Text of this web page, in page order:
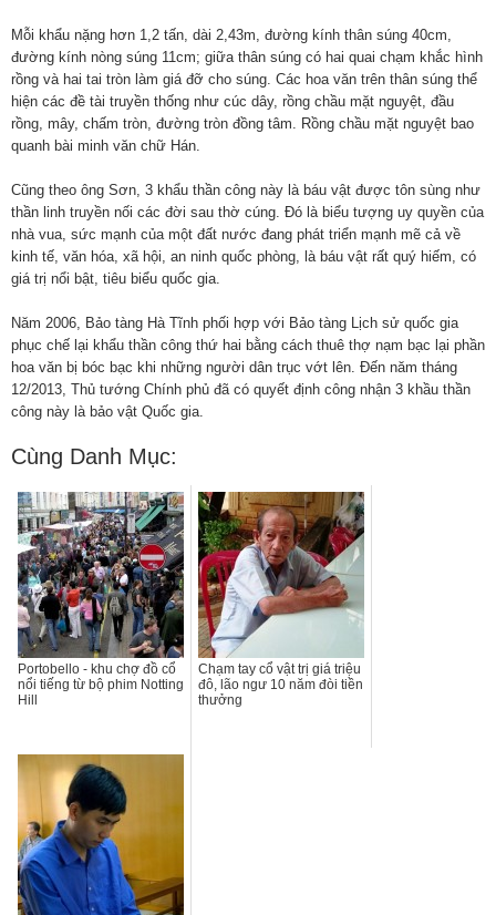
Mỗi khẩu nặng hơn 1,2 tấn, dài 2,43m, đường kính thân súng 40cm,
đường kính nòng súng 11cm; giữa thân súng có hai quai chạm khắc hình
rồng và hai tai tròn làm giá đỡ cho súng. Các hoa văn trên thân súng thể
hiện các đề tài truyền thống như cúc dây, rồng chầu mặt nguyệt, đầu
rồng, mây, chấm tròn, đường tròn đồng tâm. Rồng chầu mặt nguyệt bao
quanh bài minh văn chữ Hán.
Cũng theo ông Sơn, 3 khẩu thần công này là báu vật được tôn sùng như
thần linh truyền nối các đời sau thờ cúng. Đó là biểu tượng uy quyền của
nhà vua, sức mạnh của một đất nước đang phát triển mạnh mẽ cả về
kinh tế, văn hóa, xã hội, an ninh quốc phòng, là báu vật rất quý hiếm, có
giá trị nổi bật, tiêu biểu quốc gia.
Năm 2006, Bảo tàng Hà Tĩnh phối hợp với Bảo tàng Lịch sử quốc gia
phục chế lại khẩu thần công thứ hai bằng cách thuê thợ nạm bạc lại phần
hoa văn bị bóc bạc khi những người dân trục vớt lên. Đến năm tháng
12/2013, Thủ tướng Chính phủ đã có quyết định công nhận 3 khầu thần
công này là bảo vật Quốc gia.
Cùng Danh Mục:
Portobello - khu chợ đồ cổ
nổi tiếng từ bộ phim Notting
Hill
Chạm tay cổ vật trị giá triệu
đô, lão ngư 10 năm đòi tiền
thưởng